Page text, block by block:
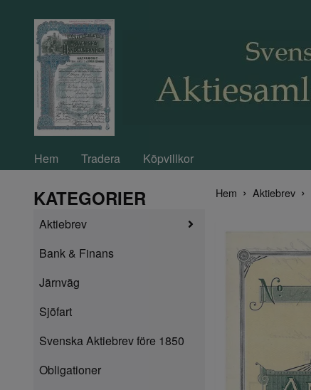
Hem Tradera Köpvillkor
KATEGORIER
Aktiebrev
Bank & Finans
Järnväg
Sjöfart
Svenska Aktiebrev före 1850
Obligationer
Hem Aktiebrev